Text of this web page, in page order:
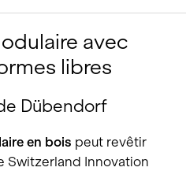
avec
libres
Dübendorf
en bois peut revêtir
Switzerland Innovation